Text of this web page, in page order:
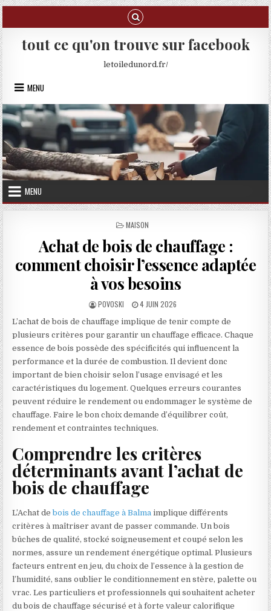
Skip to content
tout ce qu'on trouve sur facebook
letoiledunord.fr/
MENU
MENU
POSTED IN
MAISON
Achat de bois de chauffage :
comment choisir l’essence adaptée
à vos besoins
AUTHOR:
POVOSKI PUBLISHED DATE:
4 JUIN 2026
L’achat de bois de chauffage implique de tenir compte de
plusieurs critères pour garantir un chauffage efficace. Chaque
essence de bois possède des spécificités qui influencent la
performance et la durée de combustion. Il devient donc
important de bien choisir selon l’usage envisagé et les
caractéristiques du logement. Quelques erreurs courantes
peuvent réduire le rendement ou endommager le système de
chauffage. Faire le bon choix demande d’équilibrer coût,
rendement et contraintes techniques.
Comprendre les critères
déterminants avant l’achat de
bois de chauffage
L’Achat debois de chauffage à Balma implique différents
critères à maîtriser avant de passer commande. Un bois
bûches de qualité, stocké soigneusement et coupé selon les
normes, assure un rendement énergétique optimal. Plusieurs
facteurs entrent en jeu, du choix de l’essence à la gestion de
l’humidité, sans oublier le conditionnement en stère, palette ou
vrac. Les particuliers et professionnels qui souhaitent acheter
du bois de chauffage sécurisé et à forte valeur calorifique